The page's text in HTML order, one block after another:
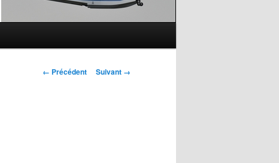
Navigation
← Précédent Suivant →